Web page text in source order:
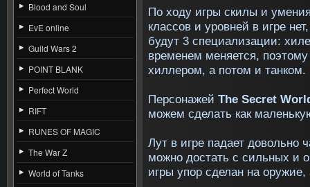
Blood and Soul
EvE online
Guild Wars 2
POINT BLANK
Perfect World
RIFT
RUNES OF MAGIC
The War Z
World of Tanks
По ходу игры скилы и
классов и уровней в игре
будут 3 специализации:
временем меняется,
хиллером, а потом и танком.
Персонажей The Secret
можем сделать как
Лут в игре падает довольно
можно достать с сильных и
игры упор сделан на